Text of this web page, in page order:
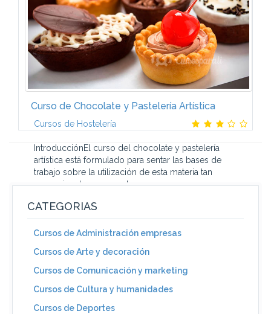
Curso de Chocolate y Pastelería Artística
Cursos de Hostelería
IntroducciónEl curso del chocolate y pastelería
artística está formulado para sentar las bases de
trabajo sobre la utilización de esta materia tan
excepcional como es el...
CATEGORIAS
Cursos de Administración empresas
Cursos de Arte y decoración
Cursos de Comunicación y marketing
Cursos de Cultura y humanidades
Cursos de Deportes